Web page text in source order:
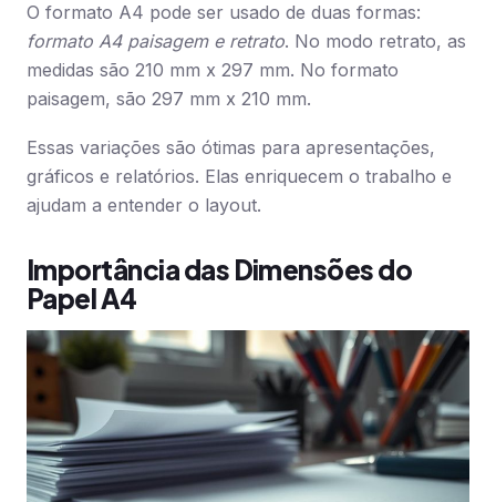
O formato A4 pode ser usado de duas formas:
formato A4 paisagem e retrato. No modo retrato, as
medidas são 210 mm x 297 mm. No formato
paisagem, são 297 mm x 210 mm.
Essas variações são ótimas para apresentações,
gráficos e relatórios. Elas enriquecem o trabalho e
ajudam a entender o layout.
Importância das Dimensões do
Papel A4